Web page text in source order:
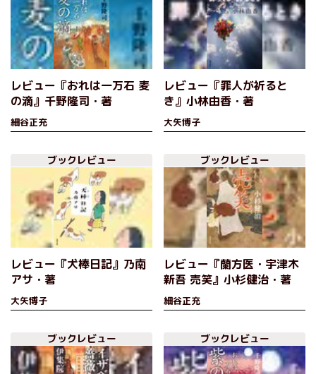
レビュー『おれは一万石 麦
の滴』千野隆司・著
細谷正充
レビュー『罪人が祈ると
き』小林由香・著
大矢博子
ブックレビュー
レビュー『犬棒日記』乃南
アサ・著
大矢博子
ブックレビュー
レビュー『蘭方医・宇津木
新吾 売笑』小杉健治・著
細谷正充
ブックレビュー ブックレビュー